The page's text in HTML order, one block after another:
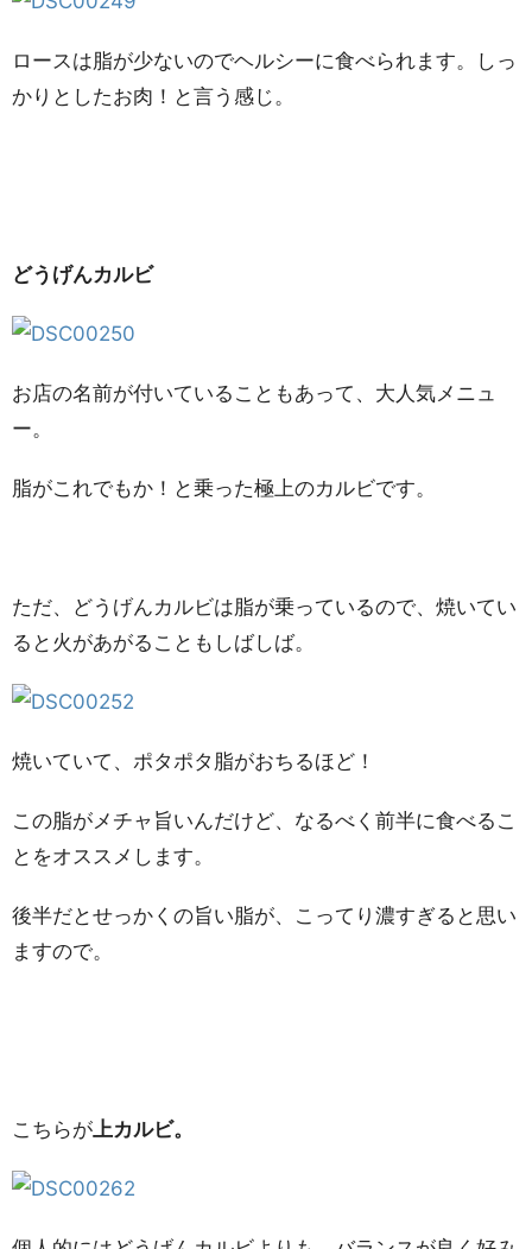
ロースは脂が少ないのでヘルシーに食べられます。しっ
かりとしたお肉！と言う感じ。
どうげんカルビ
お店の名前が付いていることもあって、大人気メニュ
ー。
脂がこれでもか！と乗った極上のカルビです。
ただ、どうげんカルビは脂が乗っているので、焼いてい
ると火があがることもしばしば。
焼いていて、ポタポタ脂がおちるほど！
この脂がメチャ旨いんだけど、なるべく前半に食べるこ
とをオススメします。
後半だとせっかくの旨い脂が、こってり濃すぎると思い
ますので。
こちらが上カルビ。